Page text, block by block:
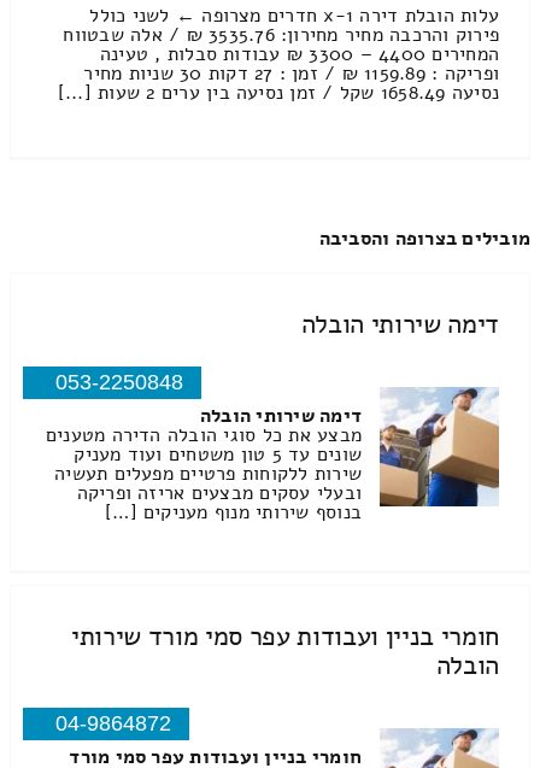
עלות הובלת דירה 1-x חדרים מצרופה ← לשני כולל
פירוק והרכבה מחיר מחירון: 3535.76 ₪ / אלה שבטווח
המחירים 4400 – 3300 ₪ עבודות סבלות , טעינה
ופריקה : 1159.89 ₪ / זמן : 27 דקות 30 שניות מחיר
נסיעה 1658.49 שקל / זמן נסיעה בין ערים 2 שעות [...]
מובילים בצרופה והסביבה
דימה שירותי הובלה
053-2250848
דימה שירותי הובלה
מבצע את כל סוגי הובלה הדירה מטענים
שונים עד 5 טון משטחים ועוד מעניק
שירות ללקוחות פרטיים מפעלים תעשיה
ובעלי עסקים מבצעים אריזה ופריקה
בנוסף שירותי מנוף מעניקים […]
חומרי בניין ועבודות עפר סמי מורד שירותי
הובלה
04-9864872
חומרי בניין ועבודות עפר סמי מורד